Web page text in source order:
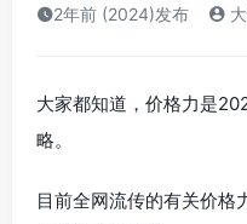
2年前 (2024)发布
大家都知道，价格力是
略。
目前全网流传的有关价格